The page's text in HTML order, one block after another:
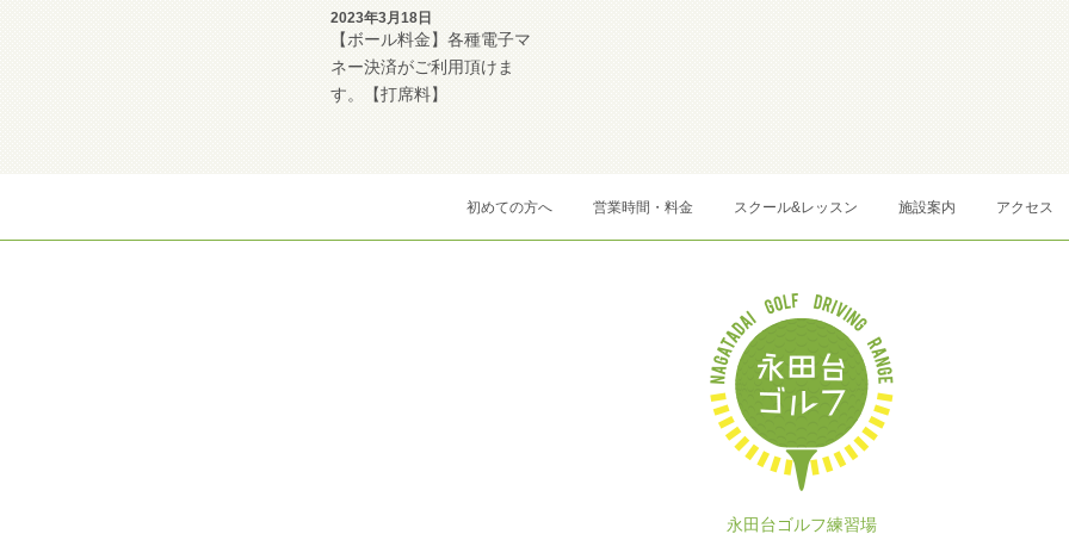
2023年3月18日
【ボール料金】各種電子マ
ネー決済がご利用頂けま
す。【打席料】
初めての方へ 営業時間・料金 スクール&レッスン 施設案内 アクセス
永田台ゴルフ練習場